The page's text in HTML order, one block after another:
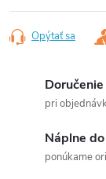
Opýtať sa
pri
Náplne
ponúkame